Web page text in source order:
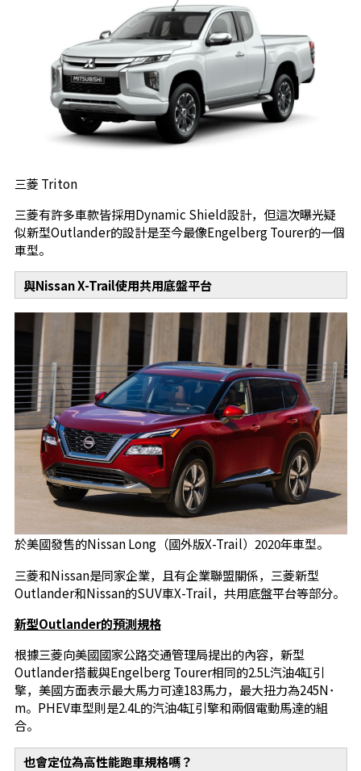
三菱 Triton
三菱有許多車款皆採用Dynamic Shield設計，但這次曝光疑
似新型Outlander的設計是至今最像Engelberg Tourer的一個
車型。
與Nissan X-Trail使用共用底盤平台
於美國發售的Nissan Long（國外版X-Trail）2020年車型。
三菱和Nissan是同家企業，且有企業聯盟關係，三菱新型
Outlander和Nissan的SUV車X-Trail，共用底盤平台等部分。
新型Outlander的預測規格
根據三菱向美國國家公路交通管理局提出的內容，新型
Outlander搭載與Engelberg Tourer相同的2.5L汽油4缸引
擎，美國方面表示最大馬力可達183馬力，最大扭力為245N･
m。PHEV車型則是2.4L的汽油4缸引擎和兩個電動馬達的組
合。
也會定位為高性能跑車規格嗎？